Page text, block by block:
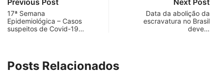
17ª Semana
Epidemiológica – Casos
suspeitos de Covid-19…
Data da abolição da
escravatura no Brasil
deve…
Posts Relacionados